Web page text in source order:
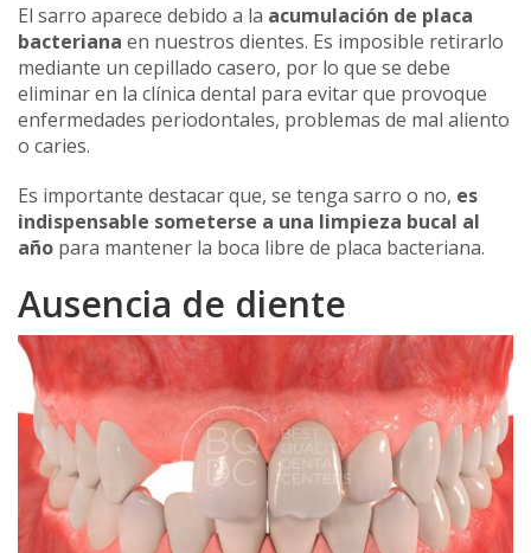
El sarro aparece debido a la acumulación de placa
bacteriana en nuestros dientes. Es imposible retirarlo
mediante un cepillado casero, por lo que se debe
eliminar en la clínica dental para evitar que provoque
enfermedades periodontales, problemas de mal aliento
o caries.
Es importante destacar que, se tenga sarro o no, es
indispensable someterse a una limpieza bucal al
año para mantener la boca libre de placa bacteriana.
Ausencia de diente